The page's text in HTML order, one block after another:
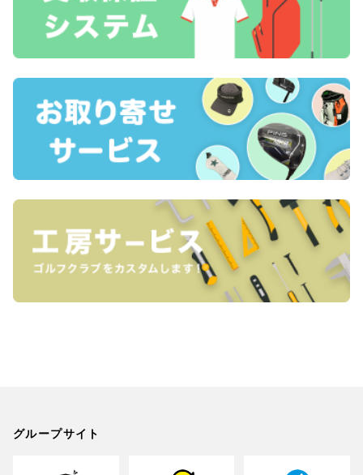
グループサイト